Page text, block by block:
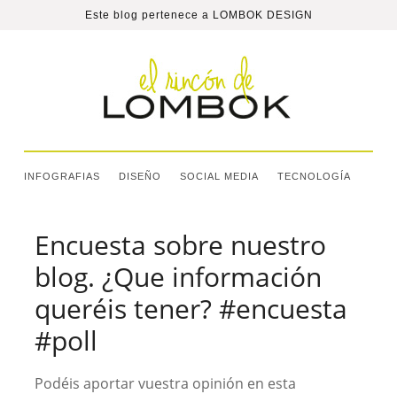
Este blog pertenece a LOMBOK DESIGN
INFOGRAFIAS DISEÑO SOCIAL MEDIA TECNOLOGÍA
Encuesta sobre nuestro
blog. ¿Que información
queréis tener? #encuesta
#poll
Podéis aportar vuestra opinión en esta